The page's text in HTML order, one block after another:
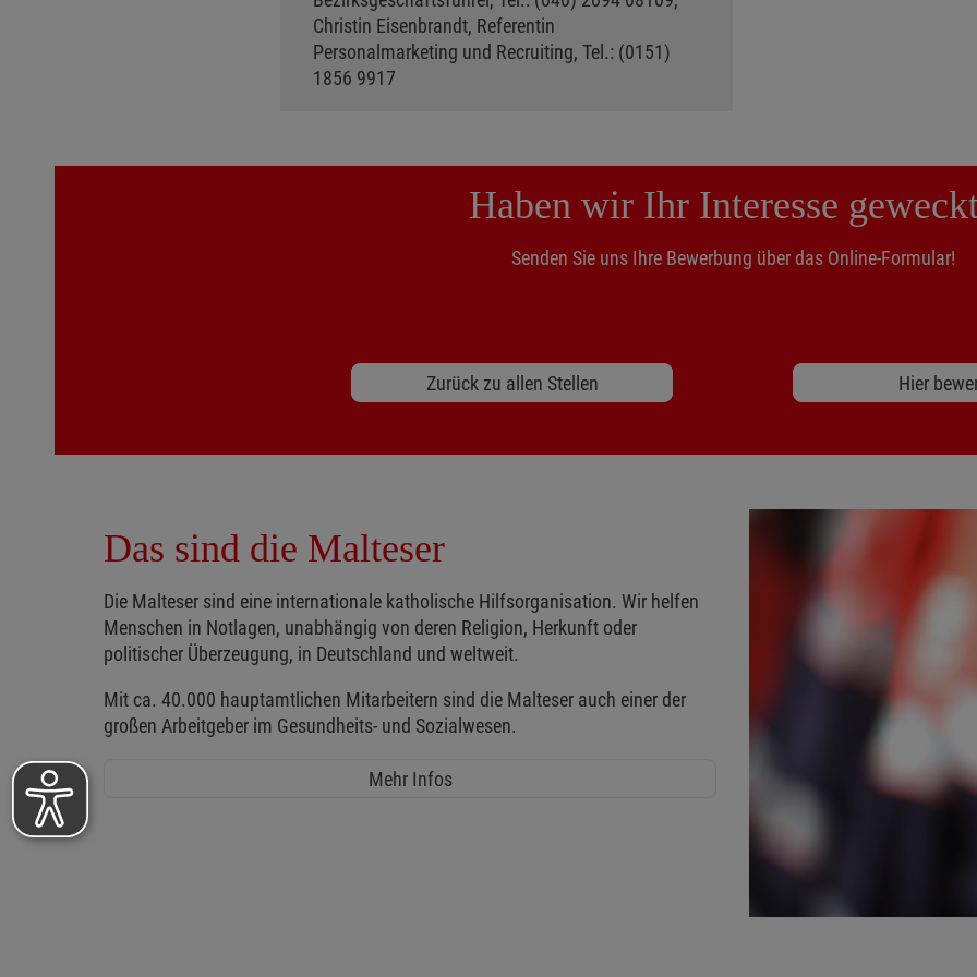
Christin Eisenbrandt, Referentin
Personalmarketing und Recruiting, Tel.: (0151)
1856 9917
Haben wir Ihr Interesse
Senden Sie uns Ihre Bewerbung über das Online-Formular!
Zurück zu allen Stellen Hier
Das sind die Malteser
Die Malteser sind eine internationale katholische Hilfsorganisation. Wir helfen
Menschen in Notlagen, unabhängig von deren Religion, Herkunft oder
politischer Überzeugung, in Deutschland und weltweit.
Mit ca. 40.000 hauptamtlichen Mitarbeitern sind die Malteser auch einer der
großen Arbeitgeber im Gesundheits- und Sozialwesen.
Mehr Infos